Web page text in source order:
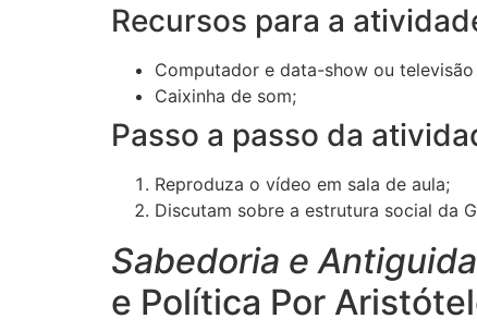
Recursos para a
Computador e data-show ou
Caixinha de som;
Passo a passo da
Reproduza o vídeo em sala de aula;
Discutam sobre a estrutura social da
Sabedoria e
e Política Por